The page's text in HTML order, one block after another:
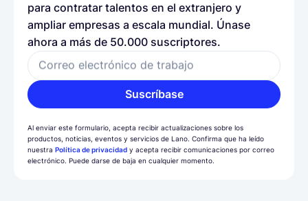
para contratar talentos en el extranjero y
ampliar empresas a escala mundial. Únase
ahora a más de 50.000 suscriptores.
Correo electrónico de trabajo
Suscríbase
Al enviar este formulario, acepta recibir actualizaciones sobre los
productos, noticias, eventos y servicios de Lano. Confirma que ha leído
nuestra Política de privacidad y acepta recibir comunicaciones por correo
electrónico. Puede darse de baja en cualquier momento.